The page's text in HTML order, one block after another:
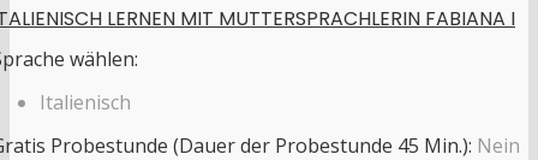
LERNEN MIT MUTTERSPRACHLERIN FABIANA I
wählen:
Italienisch
Probestunde (Dauer der Probestunde 45 Min.): Nein